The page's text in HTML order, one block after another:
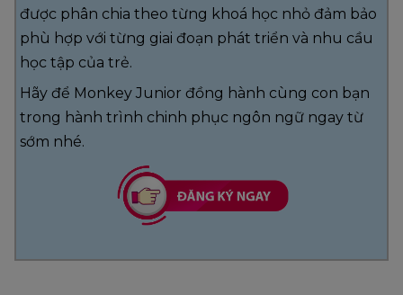
được phân chia theo từng khoá học nhỏ đảm bảo
phù hợp với từng giai đoạn phát triển và nhu cầu
học tập của trẻ.
Hãy để Monkey Junior đồng hành cùng con bạn
trong hành trình chinh phục ngôn ngữ ngay từ
sớm nhé.